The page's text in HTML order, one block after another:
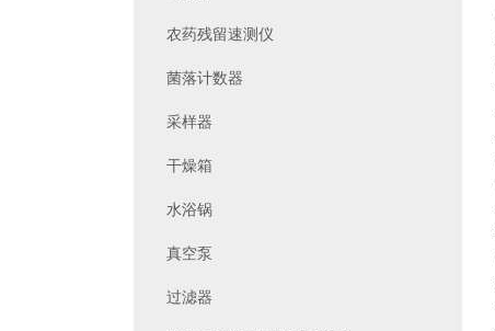
农药残留速测仪
菌落计数器
采样器
干燥箱
水浴锅
真空泵
过滤器